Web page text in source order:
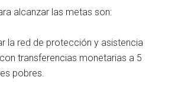
alcanzar las metas son:
la red de protección y asistencia
transferencias monetarias a 5
pobres.